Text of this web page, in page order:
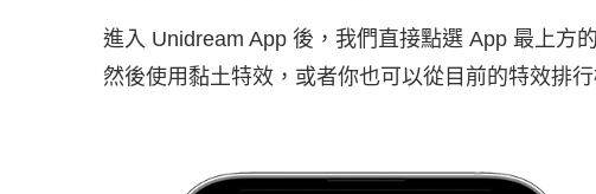
進入 Unidream App 後，我們直接點選 App 最上方
然後使用黏土特效，或者你也可以從目前的特效排